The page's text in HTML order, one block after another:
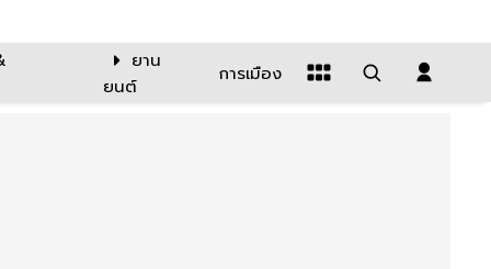
ยาน
ยนต์
การเมือง